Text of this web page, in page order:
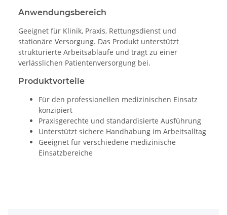
Anwendungsbereich
Geeignet für Klinik, Praxis, Rettungsdienst und
stationäre Versorgung. Das Produkt unterstützt
strukturierte Arbeitsabläufe und trägt zu einer
verlässlichen Patientenversorgung bei.
Produktvorteile
Für den professionellen medizinischen Einsatz
konzipiert
Praxisgerechte und standardisierte Ausführung
Unterstützt sichere Handhabung im Arbeitsalltag
Geeignet für verschiedene medizinische
Einsatzbereiche